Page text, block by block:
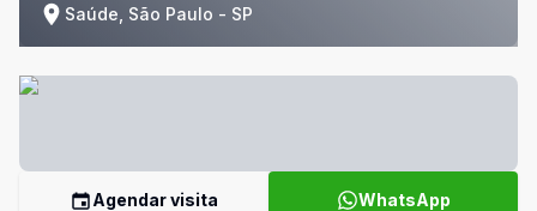
Saúde, São Paulo - SP
Agendar visita WhatsApp